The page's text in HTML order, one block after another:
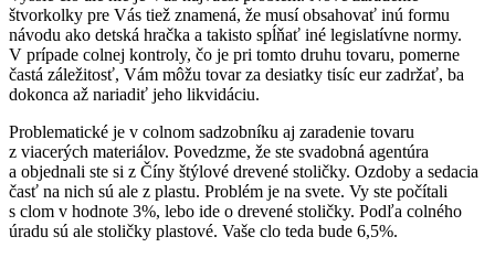
štvorkolky pre Vás tiež znamená, že musí obsahovať inú formu
návodu ako detská hračka a takisto spĺňať iné legislatívne normy.
V prípade colnej kontroly, čo je pri tomto druhu tovaru, pomerne
častá záležitosť, Vám môžu tovar za desiatky tisíc eur zadržať, ba
dokonca až nariadiť jeho likvidáciu.
Problematické je v colnom sadzobníku aj zaradenie tovaru
z viacerých materiálov. Povedzme, že ste svadobná agentúra
a objednali ste si z Číny štýlové drevené stoličky. Ozdoby a sedacia
časť na nich sú ale z plastu. Problém je na svete. Vy ste počítali
s clom v hodnote 3%, lebo ide o drevené stoličky. Podľa colného
úradu sú ale stoličky plastové. Vaše clo teda bude 6,5%.